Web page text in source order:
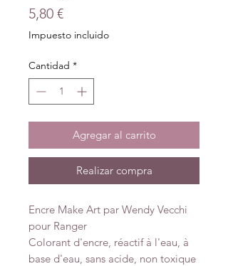
5,80 €Precio
Impuesto incluido
Cantidad *
Agregar al carrito
Realizar compra
Encre Make Art par Wendy Vecchi
pour Ranger
Colorant d'encre, réactif à l'eau, à
base d'eau, sans acide, non toxique